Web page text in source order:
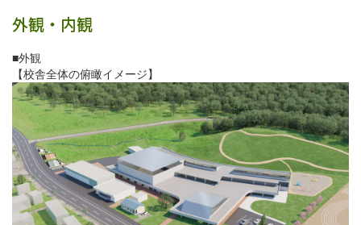
外観・内観
■外観
【校舎全体の俯瞰イメージ】